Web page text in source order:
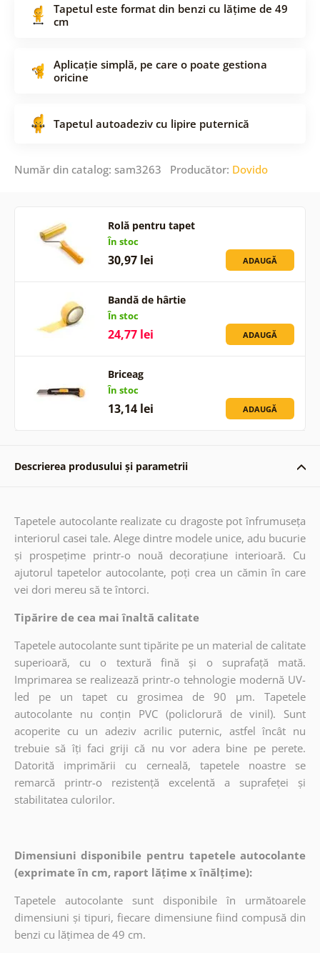
Tapetul este format din benzi cu lățime de 49
cm
Aplicație simplă, pe care o poate gestiona
oricine
Tapetul autoadeziv cu lipire puternică
Număr din catalog: sam3263 Producător: Dovido
Rolă pentru tapet
În stoc
30,97 lei ADAUGĂ
Bandă de hârtie
În stoc
24,77 lei ADAUGĂ
Briceag
În stoc
13,14 lei ADAUGĂ
Descrierea produsului și parametrii
Tapetele autocolante realizate cu dragoste pot înfrumuseța
interiorul casei tale. Alege dintre modele unice, adu bucurie
și prospețime printr-o nouă decorațiune interioară. Cu
ajutorul tapetelor autocolante, poți crea un cămin în care
vei dori mereu să te întorci.
Tipărire de cea mai înaltă calitate
Tapetele autocolante sunt tipărite pe un material de calitate
superioară, cu o textură fină și o suprafață mată.
Imprimarea se realizează printr-o tehnologie modernă UV-
led pe un tapet cu grosimea de 90 µm. Tapetele
autocolante nu conțin PVC (policlorură de vinil). Sunt
acoperite cu un adeziv acrilic puternic, astfel încât nu
trebuie să îți faci griji că nu vor adera bine pe perete.
Datorită imprimării cu cerneală, tapetele noastre se
remarcă printr-o rezistență excelentă a suprafeței și
stabilitatea culorilor.
Dimensiuni disponibile pentru tapetele autocolante
(exprimate în cm, raport lățime x înălțime):
Tapetele autocolante sunt disponibile în următoarele
dimensiuni și tipuri, fiecare dimensiune fiind compusă din
benzi cu lățimea de 49 cm.